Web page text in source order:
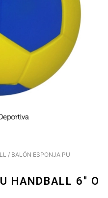
/ BALÓN ESPONJA PU
HANDBALL 6″ O